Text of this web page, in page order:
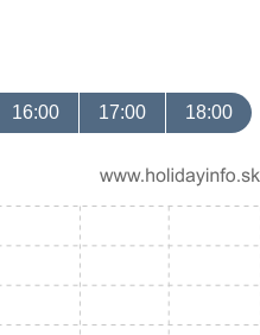
16:00 17:00 18:00